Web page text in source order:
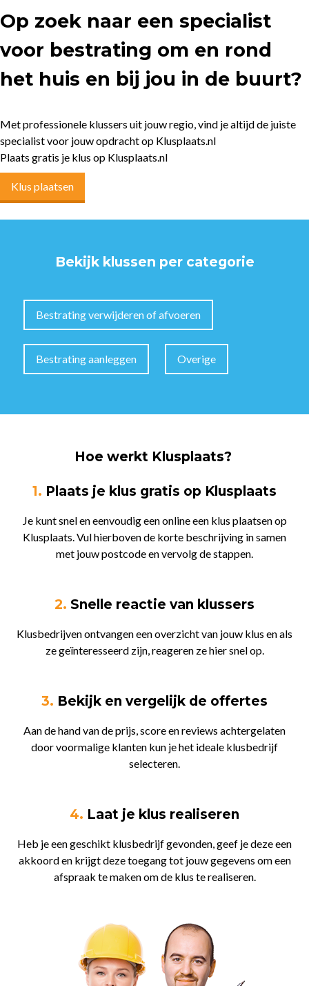
Op zoek naar een specialist
voor bestrating om en rond
het huis en bij jou in de buurt?
Met professionele klussers uit jouw regio, vind je altijd de juiste
specialist voor jouw opdracht op Klusplaats.nl
Plaats gratis je klus op Klusplaats.nl
Klus plaatsen
Bekijk klussen per categorie
Bestrating verwijderen of afvoeren
Bestrating aanleggen Overige
Hoe werkt Klusplaats?
1. Plaats je klus gratis op Klusplaats
Je kunt snel en eenvoudig een online een klus plaatsen op
Klusplaats. Vul hierboven de korte beschrijving in samen
met jouw postcode en vervolg de stappen.
2. Snelle reactie van klussers
Klusbedrijven ontvangen een overzicht van jouw klus en als
ze geïnteresseerd zijn, reageren ze hier snel op.
3. Bekijk en vergelijk de offertes
Aan de hand van de prijs, score en reviews achtergelaten
door voormalige klanten kun je het ideale klusbedrijf
selecteren.
4. Laat je klus realiseren
Heb je een geschikt klusbedrijf gevonden, geef je deze een
akkoord en krijgt deze toegang tot jouw gegevens om een
afspraak te maken om de klus te realiseren.